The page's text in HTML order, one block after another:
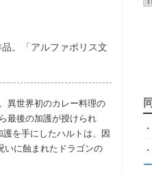
。「アルファポリス文
異世界初のカレー料理の
最後の加護が授けられ
を手にしたハルトは、因
に蝕まれたドラゴンの
・
・